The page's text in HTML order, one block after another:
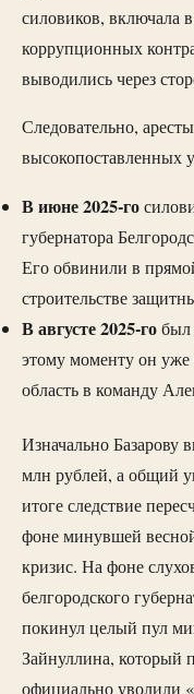
силовиков, включала
коррупционных
выводились через
Следовательно,
высокопоставленных
В июне 2025-го
губернатора
Его обвинили в
строительстве
В августе 2025-гобыл
этому моменту он
область в команду
Изначально
млн рублей, а общий
итоге следствие
фоне минувшей
кризис. На фоне
белгородского
покинул целый пул
Зайнуллина, который
официально уволили